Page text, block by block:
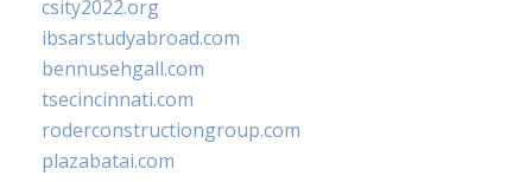
csity2022.org
ibsarstudyabroad.com
bennusehgall.com
tsecincinnati.com
roderconstructiongroup.com
plazabatai.com